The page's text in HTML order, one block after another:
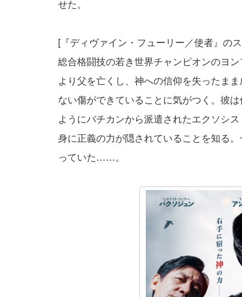
せた。
[『ディヴァイン・フューリー／使者』の
総合格闘技の若き世界チャンピオンのヨ
より父を亡くし、神への信仰を失ったま
ない傷ができていることに気がつく。彼
ようにバチカンから派遣されたエクソシ
身に正義の力が隠されていることを知る
っていた……。